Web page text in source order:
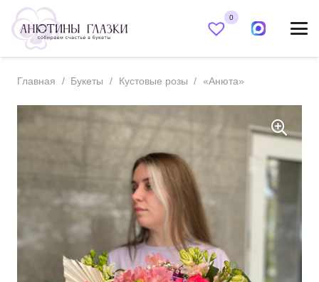
0
Главная / Букеты / Кустовые розы / «Анюта»